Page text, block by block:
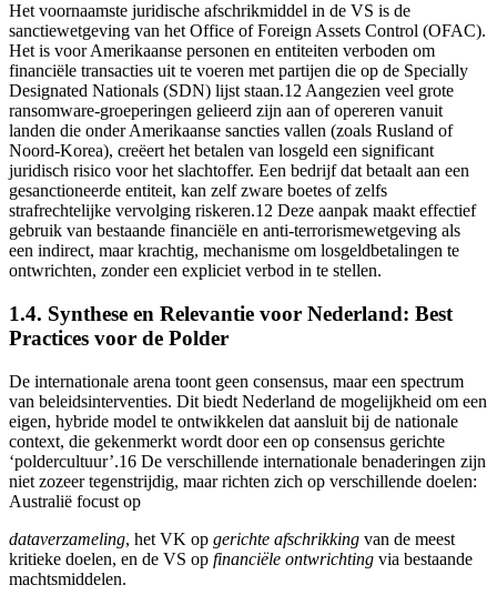
Het voornaamste juridische afschrikmiddel in de VS is de
sanctiewetgeving van het Office of Foreign Assets Control (OFAC).
Het is voor Amerikaanse personen en entiteiten verboden om
financiële transacties uit te voeren met partijen die op de Specially
Designated Nationals (SDN) lijst staan.12 Aangezien veel grote
ransomware-groeperingen gelieerd zijn aan of opereren vanuit
landen die onder Amerikaanse sancties vallen (zoals Rusland of
Noord-Korea), creëert het betalen van losgeld een significant
juridisch risico voor het slachtoffer. Een bedrijf dat betaalt aan een
gesanctioneerde entiteit, kan zelf zware boetes of zelfs
strafrechtelijke vervolging riskeren.12 Deze aanpak maakt effectief
gebruik van bestaande financiële en anti-terrorismewetgeving als
een indirect, maar krachtig, mechanisme om losgeldbetalingen te
ontwrichten, zonder een expliciet verbod in te stellen.
1.4. Synthese en Relevantie voor Nederland: Best
Practices voor de Polder
De internationale arena toont geen consensus, maar een spectrum
van beleidsinterventies. Dit biedt Nederland de mogelijkheid om een
eigen, hybride model te ontwikkelen dat aansluit bij de nationale
context, die gekenmerkt wordt door een op consensus gerichte
‘poldercultuur’.16 De verschillende internationale benaderingen zijn
niet zozeer tegenstrijdig, maar richten zich op verschillende doelen:
Australië focust op
dataverzameling, het VK op gerichte afschrikking van de meest
kritieke doelen, en de VS op financiële ontwrichting via bestaande
machtsmiddelen.